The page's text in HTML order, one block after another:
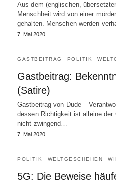
Aus dem (englischen,
Menschheit wird von einer
gehalten. Menschen werden
7. Mai 2020
GASTBEITRAG POLITIK
Gastbeitrag:
(Satire)
Gastbeitrag von Dude –
dessen Richtigkeit ist alleine der
nicht zwingend…
7. Mai 2020
POLITIK WELTGESCHEHEN
5G: Die Beweise